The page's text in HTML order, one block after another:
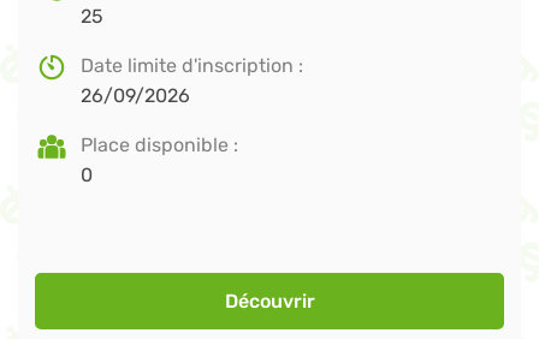
25
Date limite d'inscription
26/09/2026
Place disponible
0
Découvrir